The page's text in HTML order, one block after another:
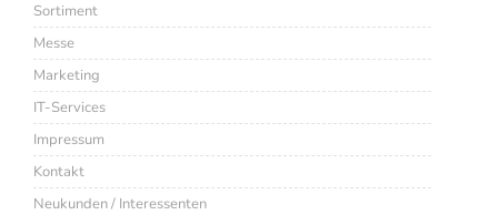
Sortiment
Messe
Marketing
IT-Services
Impressum
Kontakt
Neukunden / Interessenten